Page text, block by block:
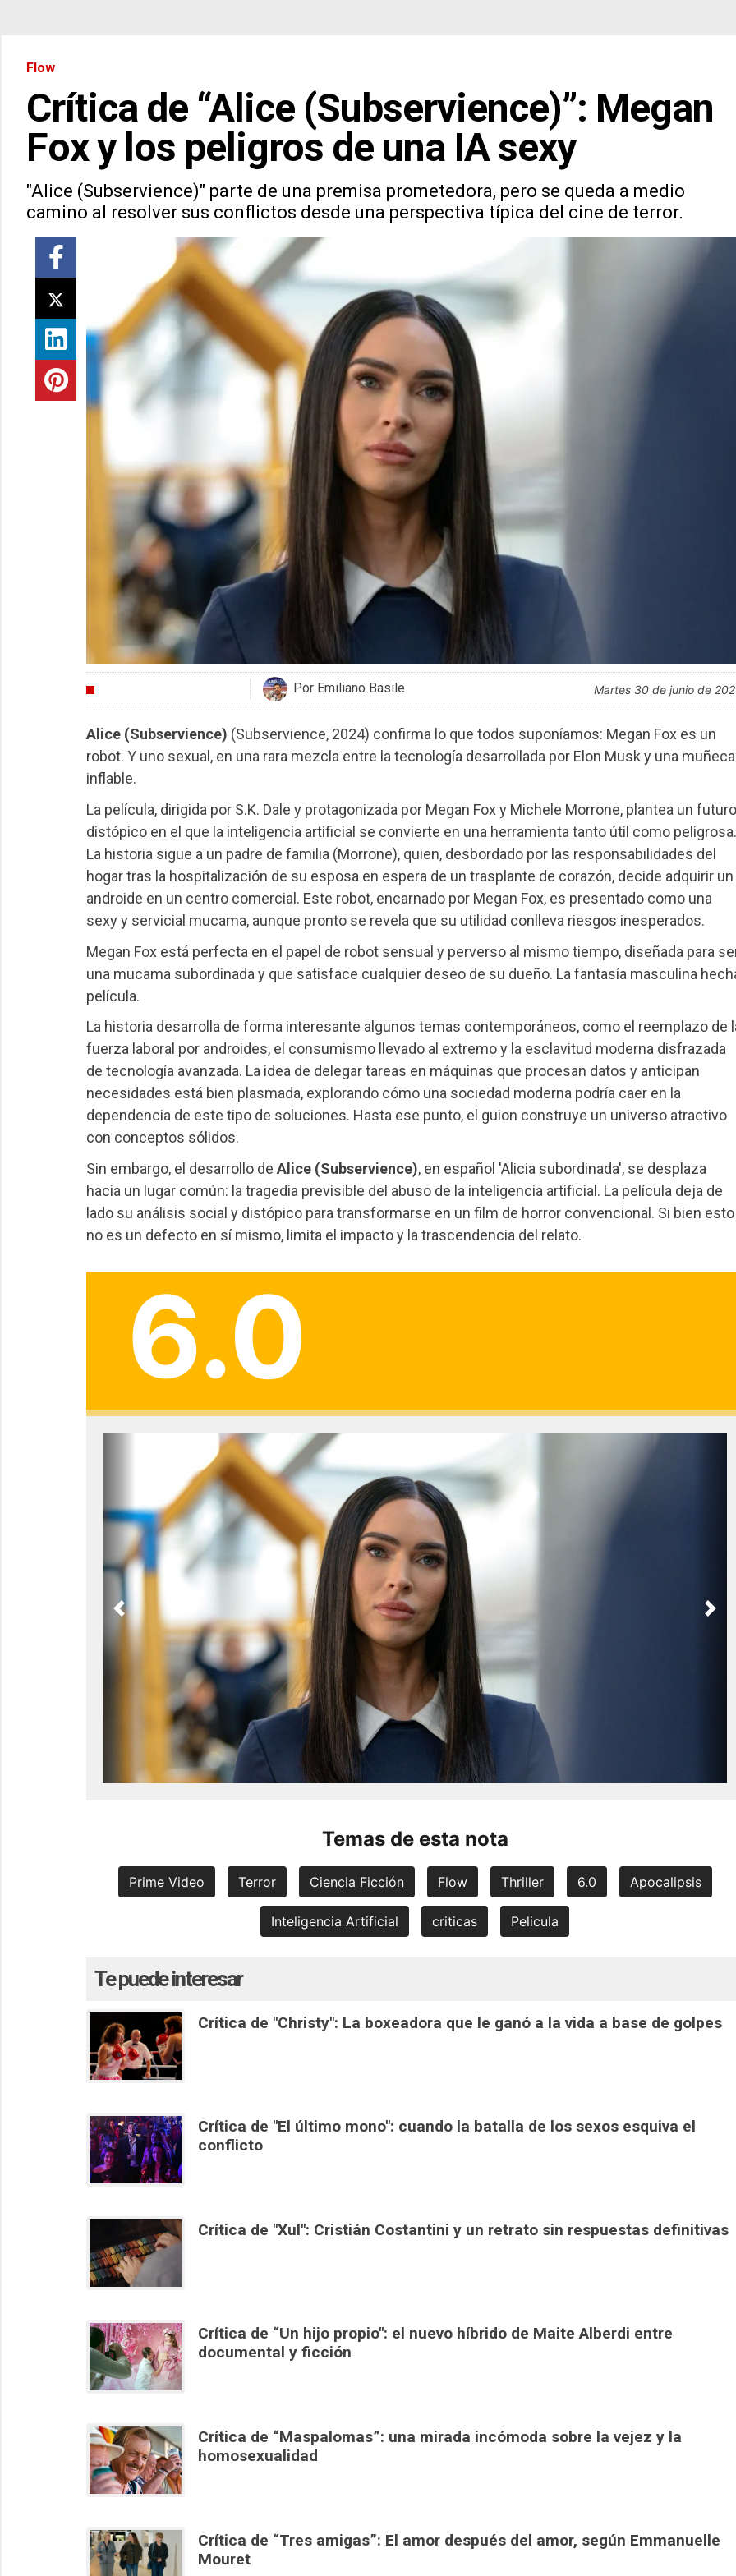
Flow
Crítica de “Alice (Subservience)”: Megan
Fox y los peligros de una IA sexy
"Alice (Subservience)" parte de una premisa prometedora, pero se queda a medio
camino al resolver sus conflictos desde una perspectiva típica del cine de terror.
Por Emiliano Basile martes 30 de junio de
Alice (Subservience) (Subservience, 2024) confirma lo que todos suponíamos: Megan Fox es un
robot. Y uno sexual, en una rara mezcla entre la tecnología desarrollada por Elon Musk y una muñeca
inflable.
La película, dirigida por S.K. Dale y protagonizada por Megan Fox y Michele Morrone, plantea un futuro
distópico en el que la inteligencia artificial se convierte en una herramienta tanto útil como peligrosa.
La historia sigue a un padre de familia (Morrone), quien, desbordado por las responsabilidades del
hogar tras la hospitalización de su esposa en espera de un trasplante de corazón, decide adquirir un
androide en un centro comercial. Este robot, encarnado por Megan Fox, es presentado como una
sexy y servicial mucama, aunque pronto se revela que su utilidad conlleva riesgos inesperados.
Megan Fox está perfecta en el papel de robot sensual y perverso al mismo tiempo, diseñada para
una mucama subordinada y que satisface cualquier deseo de su dueño. La fantasía masculina
película.
La historia desarrolla de forma interesante algunos temas contemporáneos, como el reemplazo de
fuerza laboral por androides, el consumismo llevado al extremo y la esclavitud moderna disfrazada
de tecnología avanzada. La idea de delegar tareas en máquinas que procesan datos y anticipan
necesidades está bien plasmada, explorando cómo una sociedad moderna podría caer en la
dependencia de este tipo de soluciones. Hasta ese punto, el guion construye un universo atractivo
con conceptos sólidos.
Sin embargo, el desarrollo de Alice (Subservience), en español 'Alicia subordinada', se desplaza
hacia un lugar común: la tragedia previsible del abuso de la inteligencia artificial. La película deja de
lado su análisis social y distópico para transformarse en un film de horror convencional. Si bien esto
no es un defecto en sí mismo, limita el impacto y la trascendencia del relato.
6.0
Previous
Temas de esta nota
Prime Video Terror Ciencia Ficción Flow Thriller 6.0 Apocalipsis
Inteligencia Artificial criticas Pelicula
Te puede interesar
Crítica de "Christy": La boxeadora que le ganó a la vida a base de golpes
Crítica de "El último mono": cuando la batalla de los sexos esquiva el
conflicto
Crítica de "Xul": Cristián Costantini y un retrato sin respuestas definitivas
Crítica de “Un hijo propio": el nuevo híbrido de Maite Alberdi entre
documental y ficción
Crítica de “Maspalomas”: una mirada incómoda sobre la vejez y la
homosexualidad
Crítica de “Tres amigas”: El amor después del amor, según Emmanuelle
Mouret